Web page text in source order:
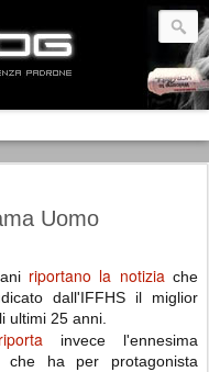
Uomo
riportano la notizia che
dall'IFFHS il miglior
ultimi 25 anni.
invece l'ennesima
che ha per protagonista